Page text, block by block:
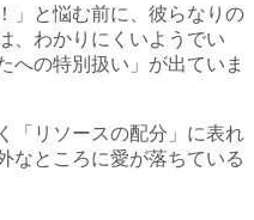
」と悩む前に、彼らなりの
、わかりにくいようでい
への特別扱い」が出ていま
「リソースの配分」に表れ
なところに愛が落ちている